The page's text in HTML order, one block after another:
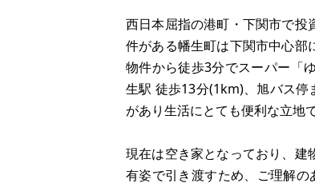
西日本屈指の港町・下関市で投
件がある幡生町は下関市中心部
物件から徒歩3分でスーパー「
生駅 徒歩13分(1km)、旭バス
があり生活にとても便利な立地で
現在は空き家となっており、建
有姿で引き渡すため、ご理解